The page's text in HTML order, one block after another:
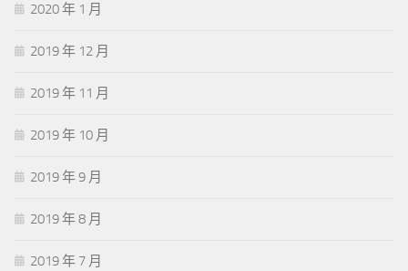
2020 年 1 月
2019 年 12 月
2019 年 11 月
2019 年 10 月
2019 年 9 月
2019 年 8 月
2019 年 7 月